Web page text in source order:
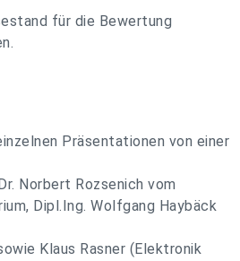
für die Bewertung
Präsentationen von einer
Norbert Rozsenich vom
Dipl.Ing. Wolfgang Haybäck
Klaus Rasner (Elektronik